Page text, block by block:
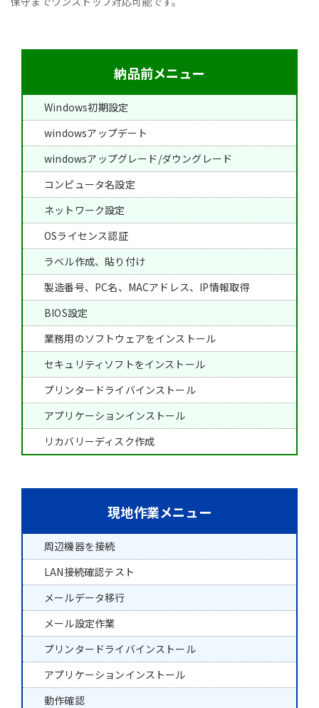
納品前メニュー
Windows初期設定
windowsアップデート
windowsアップグレード/ダウングレード
コンピュータ名設定
ネットワーク設定
OSライセンス認証
ラベル作成、貼り付け
製造番号、PC名、MACアドレス、IP情報取得
BIOS設定
業務用のソフトウェアをインストール
セキュリティソフトをインストール
プリンタードライバインストール
アプリケーションインストール
リカバリーディスク作成
現地作業メニュー
周辺機器を接続
LAN接続確認テスト
メールデータ移行
メール設定作業
プリンタードライバインストール
アプリケーションインストール
動作確認